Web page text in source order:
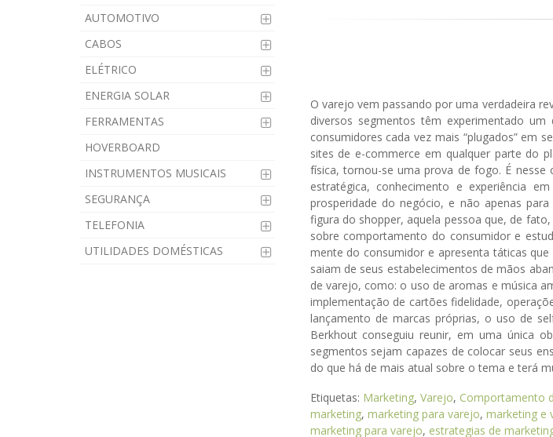
AUTOMOTIVO
CABOS
ELÉTRICO
ENERGIA SOLAR
FERRAMENTAS
HOVERBOARD
INSTRUMENTOS MUSICAIS
SEGURANÇA
TELEFONIA
UTILIDADES DOMÉSTICAS
O varejo vem passando por uma verdadeira
diversos segmentos têm experimentado
consumidores cada vez mais “plugados” em
sites de e-commerce em qualquer parte do
física, tornou-se uma prova de fogo. É
estratégica, conhecimento e experiência
prosperidade do negócio, e não apenas
figura do shopper, aquela pessoa que, de
sobre comportamento do consumidor e
mente do consumidor e apresenta táticas
saiam de seus estabelecimentos de mãos
de varejo, como: o uso de aromas e música
implementação de cartões fidelidade,
lançamento de marcas próprias, o uso de
Berkhout conseguiu reunir, em uma única
segmentos sejam capazes de colocar seus
do que há de mais atual sobre o tema e terá
Etiquetas: Marketing, Varejo, Comportamento
marketing, marketing para varejo, marketing e
marketing para varejo, estrategias de